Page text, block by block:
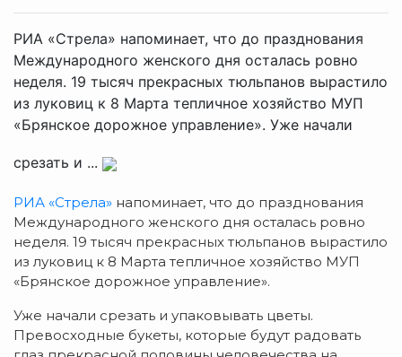
РИА «Стрела» напоминает, что до празднования
Международного женского дня осталась ровно
неделя. 19 тысяч прекрасных тюльпанов вырастило
из луковиц к 8 Марта тепличное хозяйство МУП
«Брянское дорожное управление». Уже начали
срезать и ...
РИА «Стрела» напоминает, что до празднования
Международного женского дня осталась ровно
неделя. 19 тысяч прекрасных тюльпанов вырастило
из луковиц к 8 Марта тепличное хозяйство МУП
«Брянское дорожное управление».
Уже начали срезать и упаковывать цветы.
Превосходные букеты, которые будут радовать